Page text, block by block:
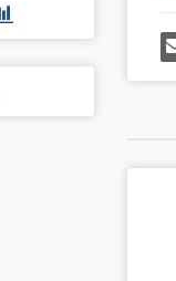
إرسل
إيميل